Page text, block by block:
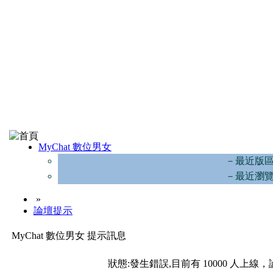
MyChat 數位男女
－最近版
－最近瀏
»
論壇提示
MyChat 數位男女 提示訊息
狀態:發生錯誤,目前有 10000 人上線